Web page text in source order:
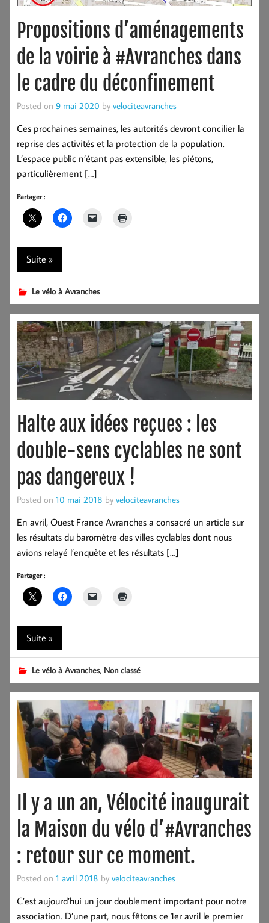
Propositions d’aménagements
de la voirie à #Avranches dans
le cadre du déconfinement
Posted on 9 mai 2020 by velociteavranches
Ces prochaines semaines, les autorités devront concilier la
reprise des activités et la protection de la population.
L’espace public n’étant pas extensible, les piétons,
particulièrement […]
Partager :
Suite »
Le vélo à Avranches
Halte aux idées reçues : les
double-sens cyclables ne sont
pas dangereux !
Posted on 10 mai 2018 by velociteavranches
En avril, Ouest France Avranches a consacré un article sur
les résultats du baromètre des villes cyclables dont nous
avions relayé l’enquête et les résultats […]
Partager :
Suite »
Le vélo à Avranches, Non classé
Il y a un an, Vélocité inaugurait
la Maison du vélo d’#Avranches
: retour sur ce moment.
Posted on 1 avril 2018 by velociteavranches
C’est aujourd’hui un jour doublement important pour notre
association. D’une part, nous fêtons ce 1er avril le premier